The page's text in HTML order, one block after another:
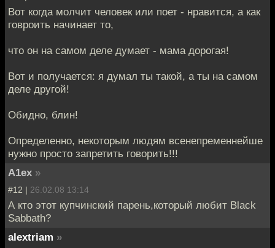
Вот когда молчит человек или поет - нравится, а как
говроить начинает то,
что он на самом деле думает - мама дорогая!
Вот и получается: я думал ты такой, а ты на самом
деле другой!
Обидно, блин!
Определенно, некоторым людям всенепременнейше
нужно просто запретить говорить!!!
A1ex »
#12 | 26.02.08 13:14
А кто этот купчинский парень,который любит Black
Sabbath?
alextriam »